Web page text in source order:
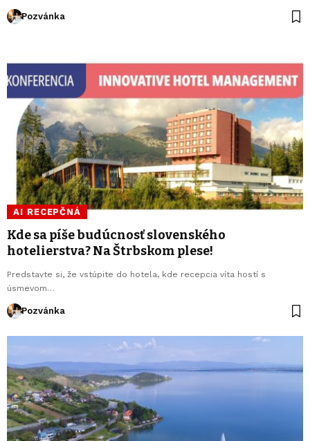
Pozvánka
AI RECEPČNÁ
Kde sa píše budúcnosť slovenského
hotelierstva? Na Štrbskom plese!
Predstavte si, že vstúpite do hotela, kde recepcia víta hostí s
úsmevom…
Pozvánka